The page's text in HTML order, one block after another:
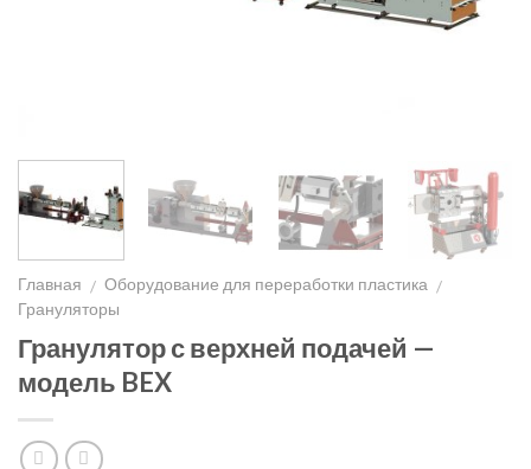
Главная / Оборудование для переработки пластика /
Грануляторы
Гранулятор с верхней подачей —
модель BEX